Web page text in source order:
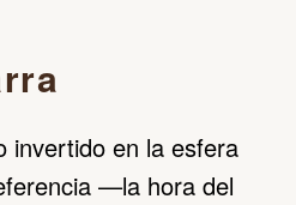
invertido en la esfera
—la hora del